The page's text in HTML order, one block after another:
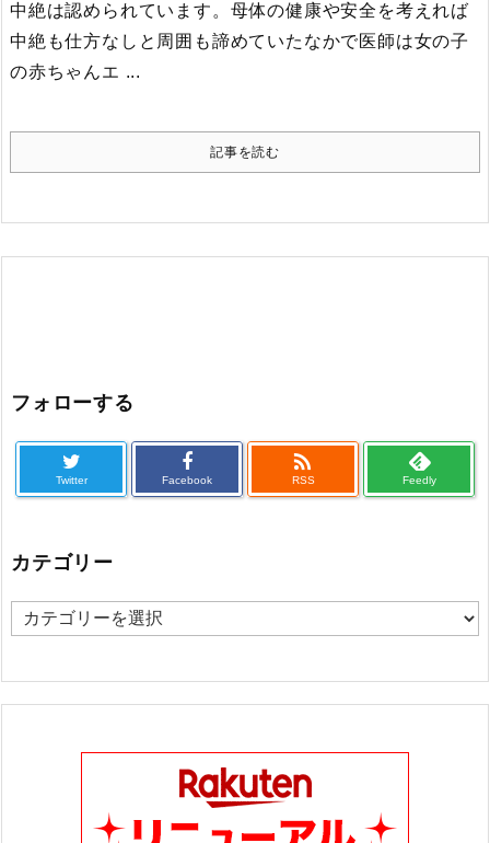
中絶は認められています。 母体の健康や安全を考えれば
中絶も仕方なしと周囲も諦めていたなかで医師は女の子
の赤ちゃんエ ...
記事を読む
フォローする
Twitter Facebook

RSS Feedly
カテゴリー
カ
ゴ